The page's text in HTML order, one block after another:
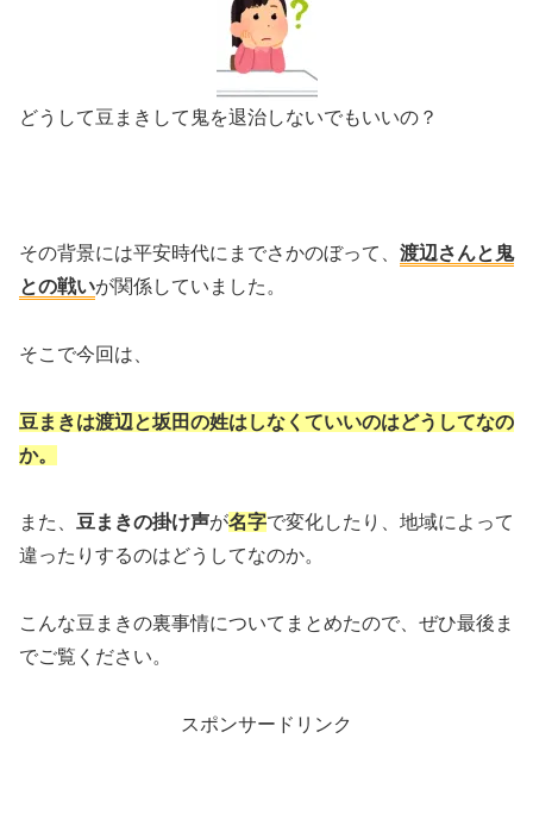
どうして豆まきして鬼を退治しないでもいいの？
その背景には平安時代にまでさかのぼって、 渡辺さんと鬼
との戦いが関係していました。
そこで今回は、
豆まきは渡辺と坂田の姓はしなくていいのはどうしてなの
か。
また、 豆まきの掛け声が名字で変化したり、地域によって
違ったりするのはどうしてなのか。
こんな豆まきの裏事情についてまとめたので、ぜひ最後ま
でご覧ください。
スポンサードリンク